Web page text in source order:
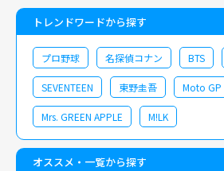
トレンドワードから探す
プロ野球 名探偵コナン BTS
SEVENTEEN 東野圭吾 Moto GP
Mrs. GREEN APPLE M!LK
オススメ・一覧から探す